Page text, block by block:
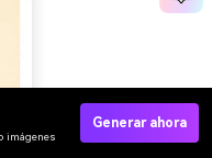
imágenes
Generar ahora